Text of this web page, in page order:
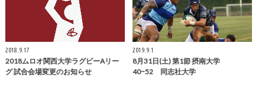
2018.9.17
2018ムロオ関西大学ラグビーAリー
グ 試合会場変更のお知らせ
2019.9.1
8月31日(土) 第1節 摂南大学
40−52 同志社大学